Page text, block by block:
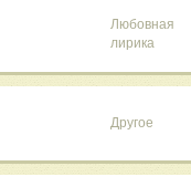
Любовная
лирика
Другое